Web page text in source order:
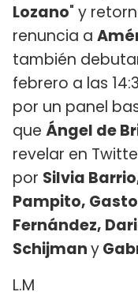
Lozano" y
renuncia a
también
febrero a las
por un panel
que Ángel de
revelar en
por Silvia
Pampito,
Fernández,
Schijmany
L.M